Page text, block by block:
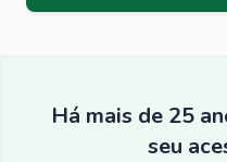
Há mais de 25
seu